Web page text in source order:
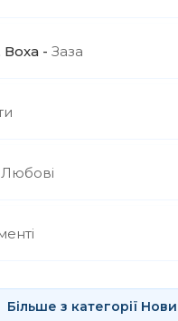
Воха Заза
Більше з категорії